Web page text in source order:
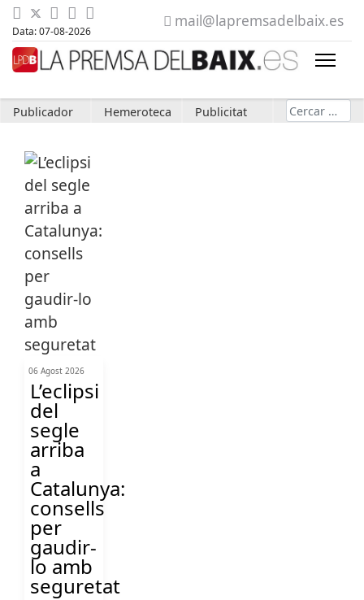
Data: 07-08-2026
mail@lapremsadelbaix.es
Publicador Hemeroteca Publicitat Cerca
06 Agost 2026
L’eclipsi
del
segle
arriba
a
Catalunya:
consells
per
gaudir-
lo amb
seguretat